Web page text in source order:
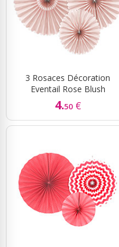
3 Rosaces Décoration
Eventail Rose Blush
4.50 €